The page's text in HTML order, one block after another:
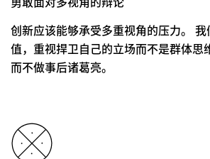
创新应该能够承受多重视角的压力。
值，重视捍卫自己的立场而不是群体思
而不做事后诸葛亮。